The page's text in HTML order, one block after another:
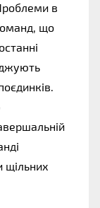
в
що
щільних